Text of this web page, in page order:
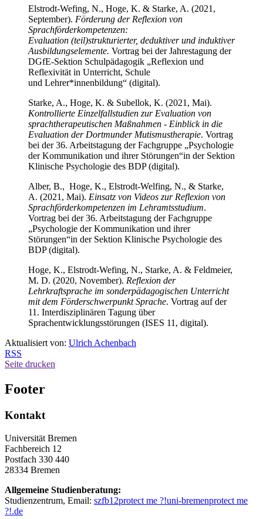
Elstrodt-Wefing, N., Hoge, K. & Starke, A. (2021,
September). Förderung der Reflexion von
Sprachförderkompetenzen:
Evaluation (teil)strukturierter, deduktiver und induktiver
Ausbildungselemente. Vortrag bei der Jahrestagung der
DGfE-Sektion Schulpädagogik „Reflexion und
Reflexivität in Unterricht, Schule
und Lehrer*innenbildung“ (digital).
Starke, A., Hoge, K. & Subellok, K. (2021, Mai).
Kontrollierte Einzelfallstudien zur Evaluation von
sprachtherapeutischen Maßnahmen - Einblick in die
Evaluation der Dortmunder Mutismustherapie. Vortrag
bei der 36. Arbeitstagung der Fachgruppe „Psychologie
der Kommunikation und ihrer Störungen“in der Sektion
Klinische Psychologie des BDP (digital).
Alber, B., Hoge, K., Elstrodt-Welfing, N., & Starke,
A. (2021, Mai). Einsatz von Videos zur Reflexion von
Sprachförderkompetenzen im Lehramtsstudium.
Vortrag bei der 36. Arbeitstagung der Fachgruppe
„Psychologie der Kommunikation und ihrer
Störungen“in der Sektion Klinische Psychologie des
BDP (digital).
Hoge, K., Elstrodt-Wefing, N., Starke, A. & Feldmeier,
M. D. (2020, November). Reflexion der
Lehrkraftsprache im sonderpädagogischen Unterricht
mit dem Förderschwerpunkt Sprache. Vortrag auf der
11. Interdisziplinären Tagung über
Sprachentwicklungsstörungen (ISES 11, digital).
Aktualisiert von: Ulrich Achenbach
RSS
Seite drucken
Footer
Kontakt
Universität Bremen
Fachbereich 12
Postfach 330 440
28334 Bremen
Allgemeine Studienberatung:
Studienzentrum, Email: szfb12protect me ?!uni-bremenprotect me
?!.de